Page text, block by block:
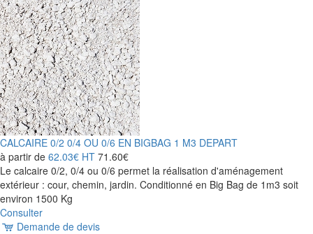
CALCAIRE 0/2 0/4 OU 0/6 EN BIGBAG 1 M3 DEPART
à partir de 62.03€ HT 71.60€
Le calcaire 0/2, 0/4 ou 0/6 permet la réalisation d'aménagement
extérieur : cour, chemin, jardin. Conditionné en Big Bag de 1m3 soit
environ 1500 Kg
Consulter
Demande de devis